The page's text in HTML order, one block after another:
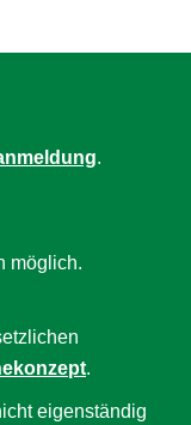
.
möglich.
.
eigenständig